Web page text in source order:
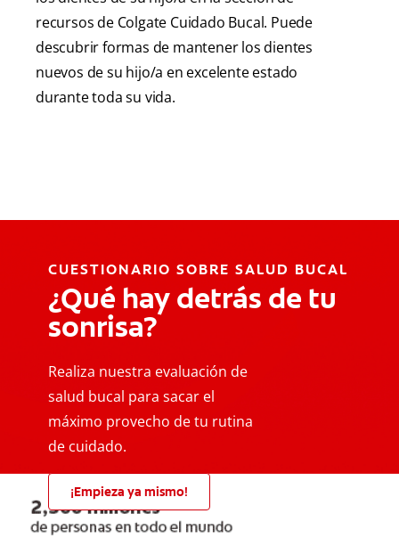
recursos de Colgate Cuidado Bucal. Puede
descubrir formas de mantener los dientes
nuevos de su hijo/a en excelente estado
durante toda su vida.
CUESTIONARIO SOBRE SALUD BUCAL
¿Qué hay detrás de tu
sonrisa?
Realiza nuestra evaluación de
salud bucal para sacar el
máximo provecho de tu rutina
de cuidado.
¡Empieza ya mismo!